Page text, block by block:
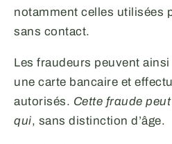
notamment celles utilisées
sans contact.
Les fraudeurs peuvent
une carte bancaire et
autorisés. Cette fraude
qui, sans distinction d’âge.